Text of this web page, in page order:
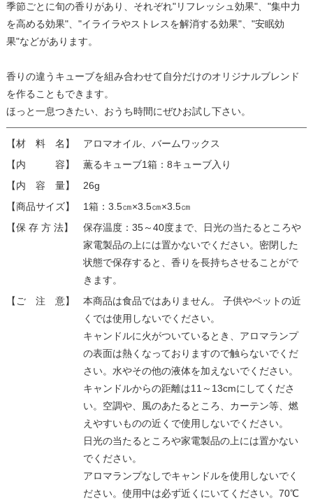
季節ごとに旬の香りがあり、それぞれ"リフレッシュ効果"、"集中力
を高める効果"、"イライラやストレスを解消する効果"、"安眠効
果"などがあります。
香りの違うキューブを組み合わせて自分だけのオリジナルブレンド
を作ることもできます。
ほっと一息つきたい、おうち時間にぜひお試し下さい。
【材 料 名】
アロマオイル、バームワックス
【内 容】
薫るキューブ1箱：8キューブ入り
【内 容 量】
26g
【商品サイズ】
1箱：3.5㎝×3.5㎝×3.5㎝
【保 存 方 法】
保存温度：35～40度まで、日光の当たるところや
家電製品の上には置かないでください。密閉した
状態で保存すると、香りを長持ちさせることがで
きます。
【ご 注 意】
本商品は食品ではありません。 子供やペットの近
くでは使用しないでください。
キャンドルに火がついているとき、アロマランプ
の表面は熱くなっておりますので触らないでくだ
さい。水やその他の液体を加えないでください。
キャンドルからの距離は11～13cmにしてくださ
い。空調や、風のあたるところ、カーテン等、燃
えやすいものの近くで使用しないでください。
日光の当たるところや家電製品の上には置かない
でください。
アロマランプなしでキャンドルを使用しないでく
ださい。使用中は必ず近くにいてください。70℃